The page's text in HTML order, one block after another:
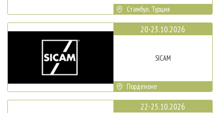
Стамбул, Турция
20-23.10.2026
SICAM
Порденоне
22-25.10.2026